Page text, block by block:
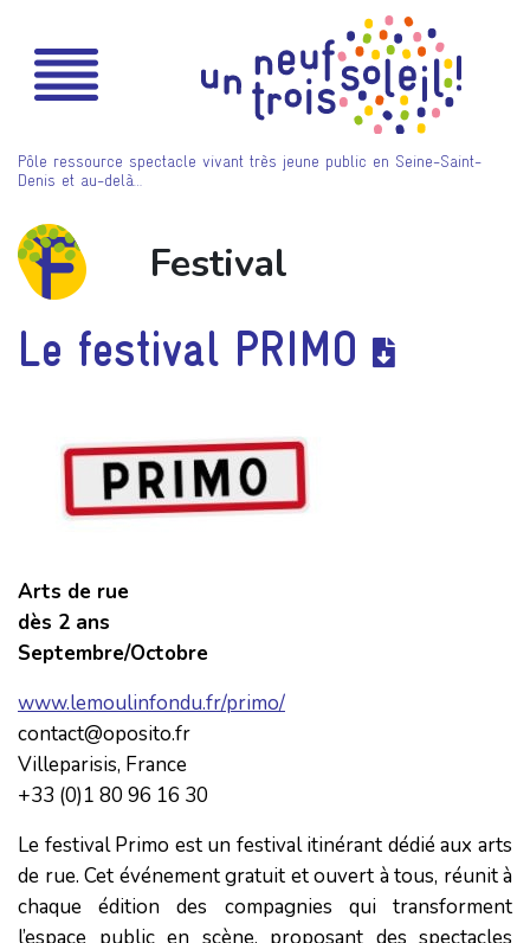
Pôle ressource spectacle vivant très jeune public en Seine-Saint-
Denis et au-delà…
Festival
Le festival PRIMO
Arts de rue
dès 2 ans
Septembre/Octobre
www.lemoulinfondu.fr/primo/
contact@oposito.fr
Villeparisis, France
+33 (0)1 80 96 16 30
Le festival Primo est un festival itinérant dédié aux arts
de rue. Cet événement gratuit et ouvert à tous, réunit à
chaque édition des compagnies qui transforment
l’espace public en scène, proposant des spectacles